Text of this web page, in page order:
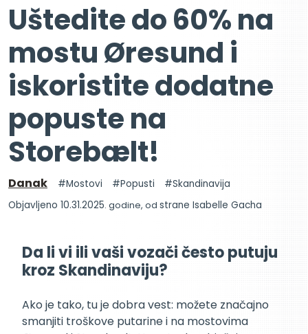
Uštedite do 60% na
mostu Øresund i
iskoristite dodatne
popuste na
Storebælt!
Danak Mostovi Popusti
Skandinavija
Objavljeno 10.31.2025. godine, od strane Isabelle Gacha
Da li vi ili vaši vozači često putuju
kroz Skandinaviju?
Ako je tako, tu je dobra vest: možete značajno
smanjiti troškove putarine i na mostovima